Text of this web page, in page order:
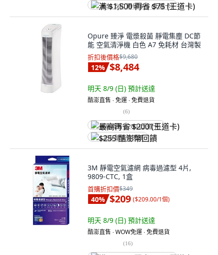
满 $1,500 再省 $75 (王道卡)
Opure 臻淨 電漿殺菌 靜電集塵 DC節
能 空氣清淨機 白色 A7 免耗材 台灣製
折扣後價格$9,680
12% $8,484
明天 8/9 (日) 預計送達
酷澎直售 ∙ 免運 ∙ 免費退貨
(6)
最高再省 $200 (王道卡)
$255 酷澎幣回饋
3M 靜電空氣濾網 病毒過濾型 4片,
9809-CTC, 1盒
首購折扣價$349
40% $209 ($209.00/1個)
明天 8/9 (日) 預計送達
酷澎直售 ∙ WOW免運 ∙ 免費退貨
(16)